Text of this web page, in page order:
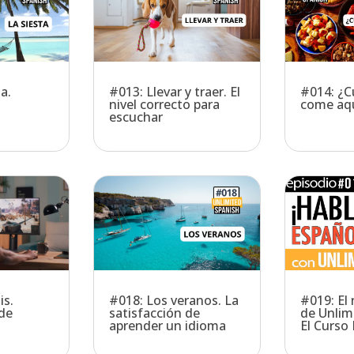
#013: Llevar y traer. El
nivel correcto para
escuchar
#014:
come
#018: Los veranos. La
satisfacción de
aprender un idioma
#019: El
de
El